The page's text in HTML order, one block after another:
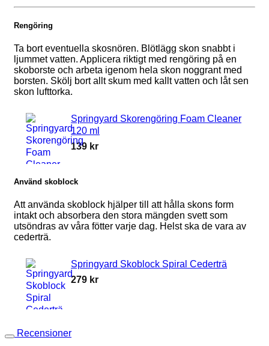
Rengöring
Ta bort eventuella skosnören. Blötlägg skon snabbt i
ljummet vatten. Applicera riktigt med rengöring på en
skoborste och arbeta igenom hela skon noggrant med
borsten. Skölj bort allt skum med kallt vatten och låt sen
skon lufttorka.
Springyard Skorengöring Foam Cleaner
120 ml
139 kr
Använd skoblock
Att använda skoblock hjälper till att hålla skons form
intakt och absorbera den stora mängden svett som
utsöndras av våra fötter varje dag. Helst ska de vara av
cederträ.
Springyard Skoblock Spiral Cederträ
279 kr
Recensioner